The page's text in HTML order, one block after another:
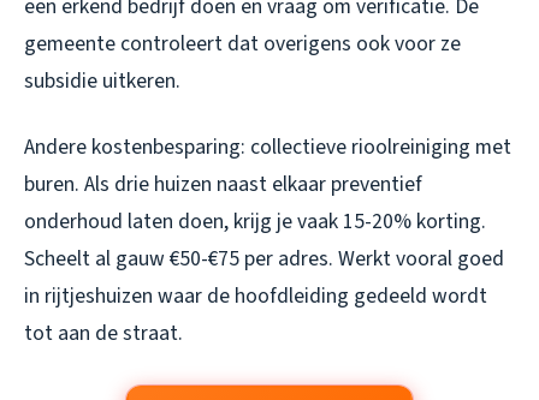
een erkend bedrijf doen en vraag om verificatie. De
gemeente controleert dat overigens ook voor ze
subsidie uitkeren.
Andere kostenbesparing: collectieve rioolreiniging met
buren. Als drie huizen naast elkaar preventief
onderhoud laten doen, krijg je vaak 15-20% korting.
Scheelt al gauw €50-€75 per adres. Werkt vooral goed
in rijtjeshuizen waar de hoofdleiding gedeeld wordt
tot aan de straat.